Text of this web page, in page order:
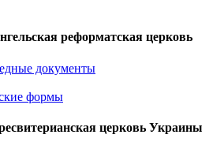
реформатская церковь
документы
формы
церковь Украины